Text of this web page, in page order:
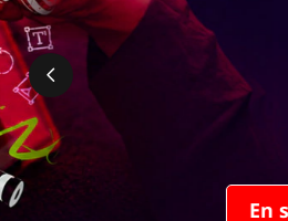
q
u
e
l
e
n
u
p
i
n
c